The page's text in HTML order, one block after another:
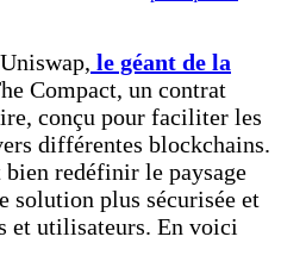
Uniswap, le géant de la
Compact, un contrat
conçu pour faciliter les
différentes blockchains.
redéfinir le paysage
solution plus sécurisée et
et utilisateurs. En voici